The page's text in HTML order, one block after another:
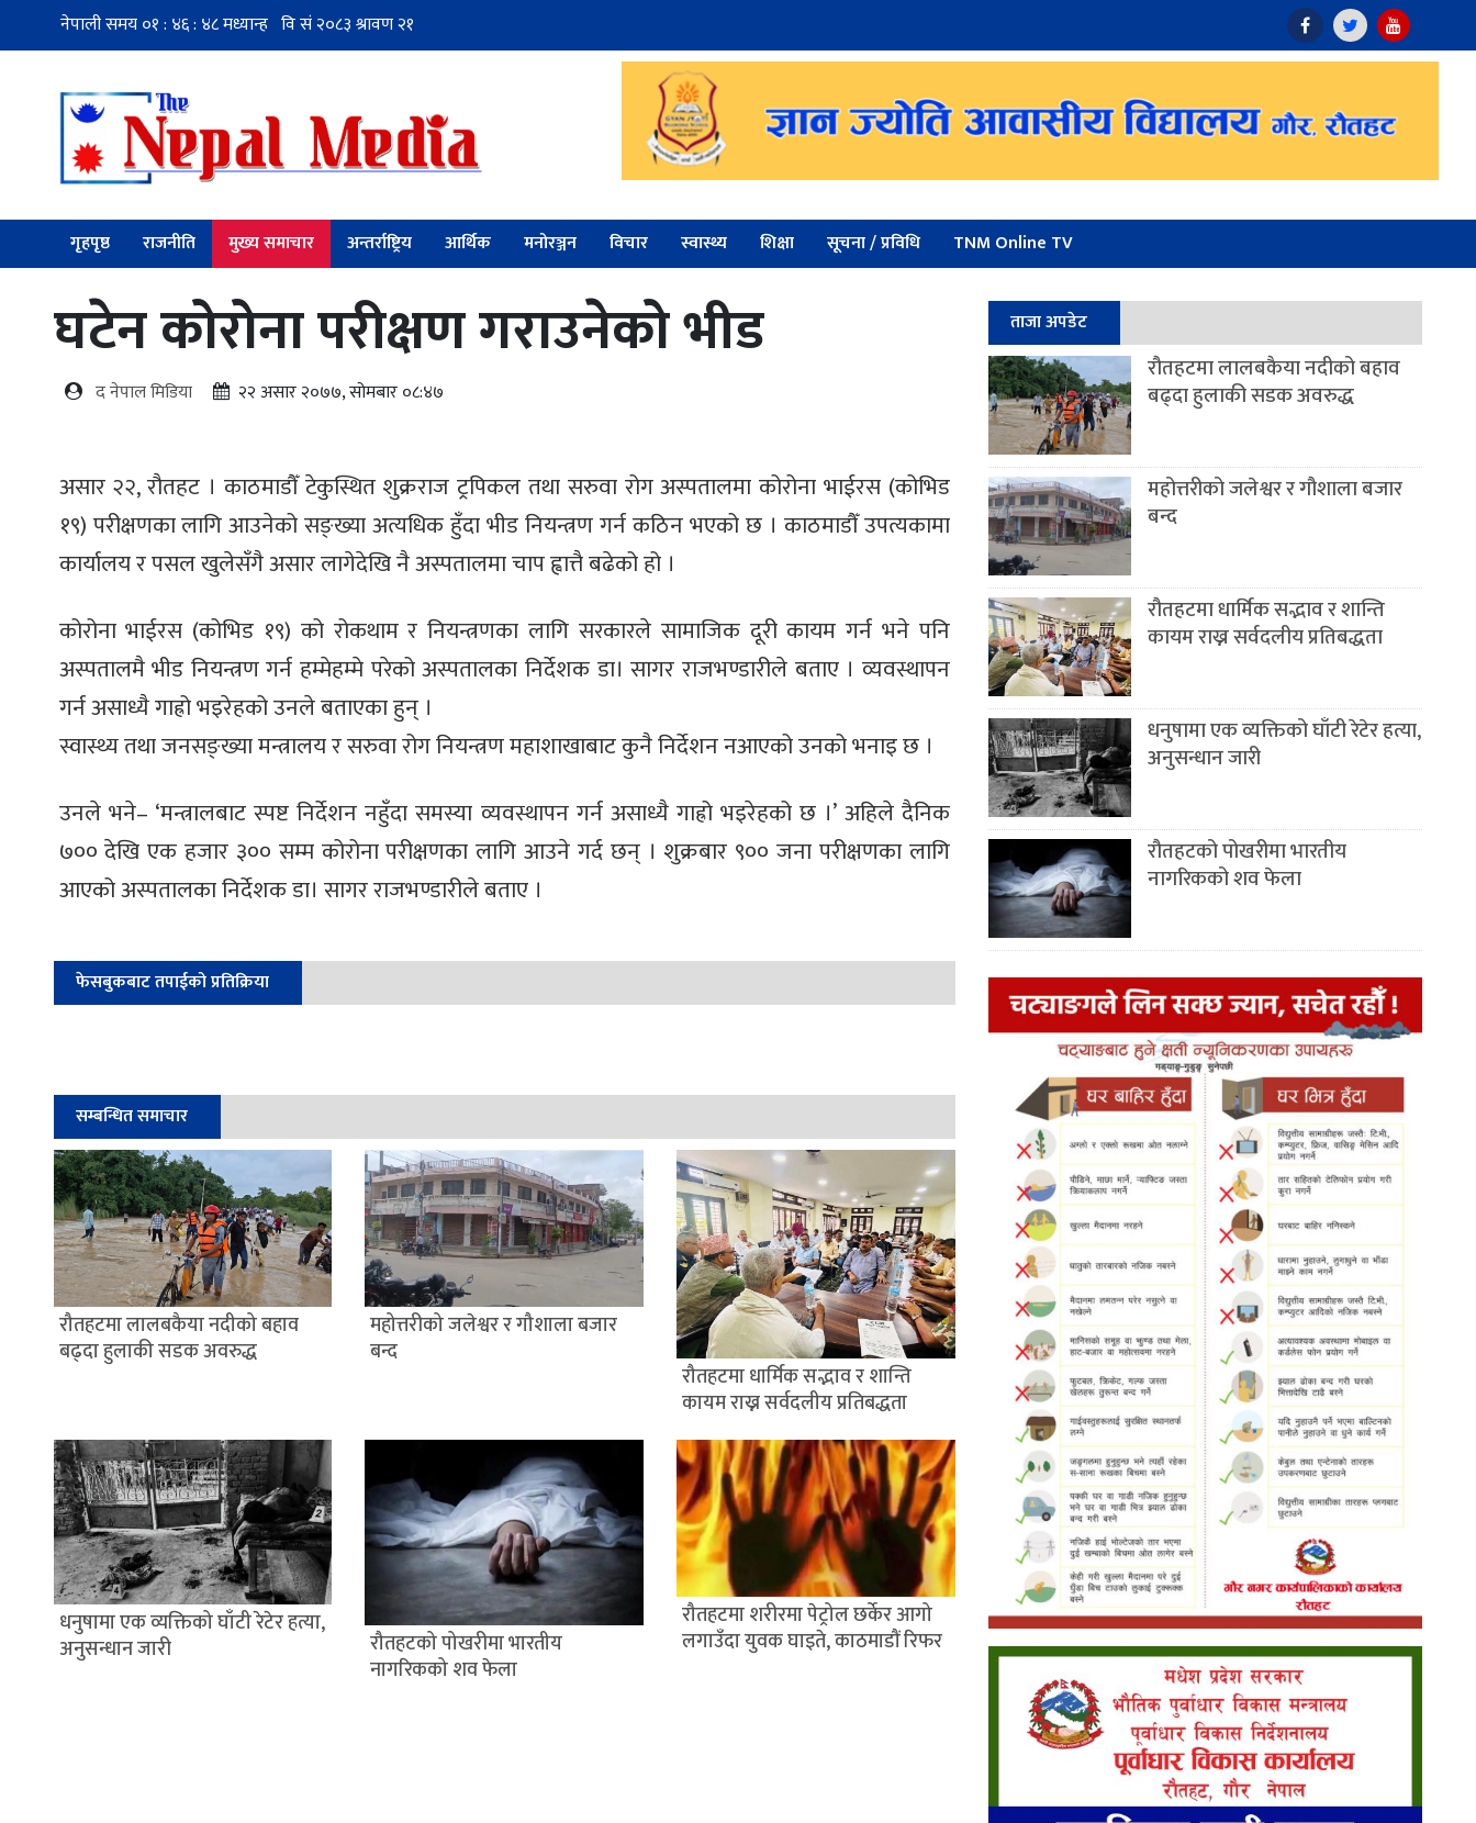
गृहपृष्ठ राजनीति मुख्य समाचार अन्तर्राष्ट्रिय आर्थिक मनोरञ्जन विचार स्वास्थ्य शिक्षा सूचना / प्रविधि TNM Online TV
घटेन कोरोना परीक्षण गराउनेको भीड
द नेपाल मिडिया २२ असार २०७७, सोमबार ०८:४७
असार २२, रौतहट । काठमाडौँ टेकुस्थित शुक्रराज ट्रपिकल तथा सरुवा रोग अस्पतालमा कोरोना भाईरस (कोभिड
१९) परीक्षणका लागि आउनेको सङ्ख्या अत्यधिक हुँदा भीड नियन्त्रण गर्न कठिन भएको छ । काठमाडौँ उपत्यकामा
कार्यालय र पसल खुलेसँगै असार लागेदेखि नै अस्पतालमा चाप ह्वात्तै बढेको हो ।
कोरोना भाईरस (कोभिड १९) को रोकथाम र नियन्त्रणका लागि सरकारले सामाजिक दूरी कायम गर्न भने पनि
अस्पतालमै भीड नियन्त्रण गर्न हम्मेहम्मे परेको अस्पतालका निर्देशक डा। सागर राजभण्डारीले बताए । व्यवस्थापन
गर्न असाध्यै गाह्रो भइरेहको उनले बताएका हुन् ।
स्वास्थ्य तथा जनसङ्ख्या मन्त्रालय र सरुवा रोग नियन्त्रण महाशाखाबाट कुनै निर्देशन नआएको उनको भनाइ छ ।
उनले भने– ‘मन्त्रालबाट स्पष्ट निर्देशन नहुँदा समस्या व्यवस्थापन गर्न असाध्यै गाह्रो भइरेहको छ ।’ अहिले दैनिक
७०० देखि एक हजार ३०० सम्म कोरोना परीक्षणका लागि आउने गर्द छन् । शुक्रबार ९०० जना परीक्षणका लागि
आएको अस्पतालका निर्देशक डा। सागर राजभण्डारीले बताए ।
फेसबुकबाट तपाईको प्रतिक्रिया
सम्बन्धित समाचार
रौतहटमा लालबकैया नदीको बहाव
बढ्दा हुलाकी सडक अवरुद्ध
महोत्तरीको जलेश्वर र गौशाला बजार
बन्द
रौतहटमा धार्मिक सद्भाव र शान्ति
कायम राख्न सर्वदलीय प्रतिबद्धता
धनुषामा एक व्यक्तिको घाँटी रेटेर हत्या,
अनुसन्धान जारी
रौतहटको पोखरीमा भारतीय
नागरिकको शव फेला
रौतहटमा शरीरमा पेट्रोल छर्केर आगो
लगाउँदा युवक घाइते, काठमाडौं रिफर
ताजा अपडेट
रौतहटमा लालबकैया नदीको बहाव
बढ्दा हुलाकी सडक अवरुद्ध
महोत्तरीको जलेश्वर र गौशाला बजार
बन्द
रौतहटमा धार्मिक सद्भाव र शान्ति
कायम राख्न सर्वदलीय प्रतिबद्धता
धनुषामा एक व्यक्तिको घाँटी रेटेर हत्या,
अनुसन्धान जारी
रौतहटको पोखरीमा भारतीय
नागरिकको शव फेला